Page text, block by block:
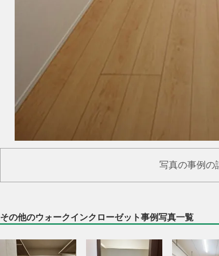
写真の事例の
その他のウォークインクローゼット事例写真一覧